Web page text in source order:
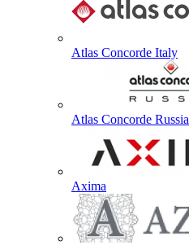
Atlas Concorde Italy
Atlas Concorde Russia
Axima